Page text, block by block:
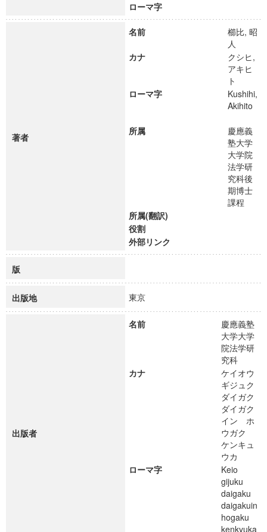
ローマ字
著者
名前
櫛比, 昭
人
カナ
クシヒ,
アキヒ
ト
ローマ字
Kushihi,
Akihito
所属
慶應義
塾大学
大学院
法学研
究科後
期博士
課程
所属(翻訳)
役割
外部リンク
版
出版地 東京
出版者
名前
慶應義塾
大学大学
院法学研
究科
カナ
ケイオウ
ギジュク
ダイガク
ダイガク
イン ホ
ウガク
ケンキュ
ウカ
ローマ字
Keio
gijuku
daigaku
daigakuin
hogaku
kenkyuka